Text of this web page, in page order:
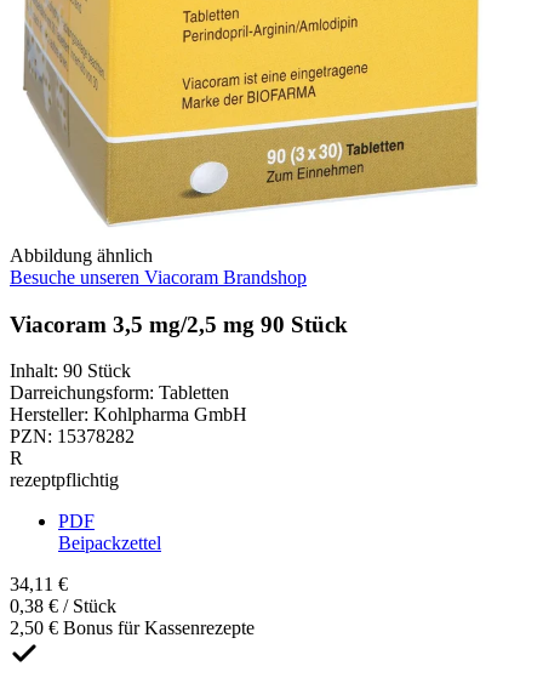
Abbildung ähnlich
Besuche unseren Viacoram Brandshop
Viacoram 3,5 mg/2,5 mg 90 Stück
Inhalt: 90 Stück
Darreichungsform: Tabletten
Hersteller: Kohlpharma GmbH
PZN: 15378282
R
rezeptpflichtig
PDF
Beipackzettel
34,11 €
0,38 € / Stück
2,50 € Bonus für Kassenrezepte